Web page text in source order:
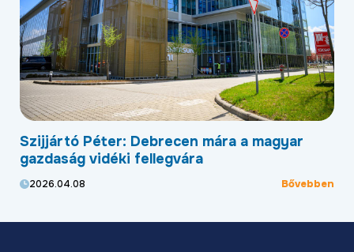
Szijjártó Péter: Debrecen mára a magyar
gazdaság vidéki fellegvára
2026.04.08 Bővebben